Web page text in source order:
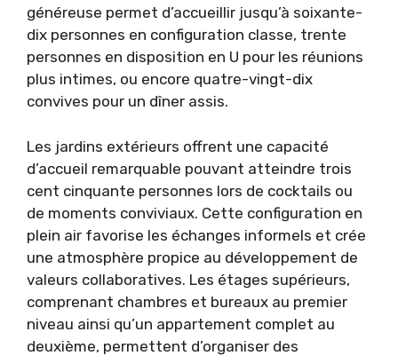
généreuse permet d’accueillir jusqu’à soixante-
dix personnes en configuration classe, trente
personnes en disposition en U pour les réunions
plus intimes, ou encore quatre-vingt-dix
convives pour un dîner assis.
Les jardins extérieurs offrent une capacité
d’accueil remarquable pouvant atteindre trois
cent cinquante personnes lors de cocktails ou
de moments conviviaux. Cette configuration en
plein air favorise les échanges informels et crée
une atmosphère propice au développement de
valeurs collaboratives. Les étages supérieurs,
comprenant chambres et bureaux au premier
niveau ainsi qu’un appartement complet au
deuxième, permettent d’organiser des